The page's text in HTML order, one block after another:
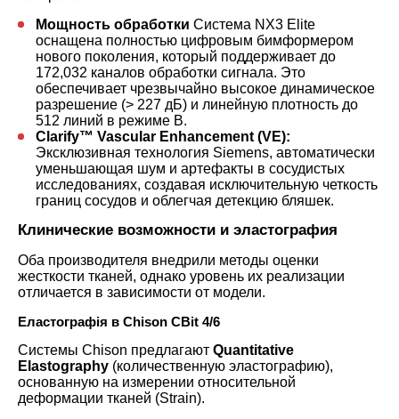
Мощность обработки Система NX3 Elite
оснащена полностью цифровым бимформером
нового поколения, который поддерживает до
172,032 каналов обработки сигнала. Это
обеспечивает чрезвычайно высокое динамическое
разрешение (> 227 дБ) и линейную плотность до
512 линий в режиме B.
Clarify™ Vascular Enhancement (VE):
Эксклюзивная технология Siemens, автоматически
уменьшающая шум и артефакты в сосудистых
исследованиях, создавая исключительную четкость
границ сосудов и облегчая детекцию бляшек.
Клинические возможности и эластография
Оба производителя внедрили методы оценки
жесткости тканей, однако уровень их реализации
отличается в зависимости от модели.
Еластографія в Chison CBit 4/6
Системы Chison предлагают Quantitative
Elastography (количественную эластографию),
основанную на измерении относительной
деформации тканей (Strain).